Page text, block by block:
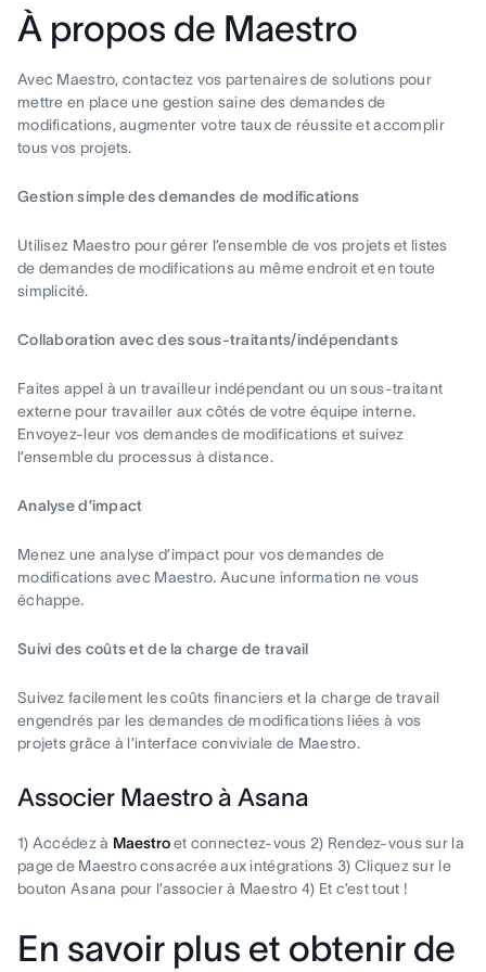
À propos de Maestro
Avec Maestro, contactez vos partenaires de solutions pour
mettre en place une gestion saine des demandes de
modifications, augmenter votre taux de réussite et accomplir
tous vos projets.
Gestion simple des demandes de modifications
Utilisez Maestro pour gérer l’ensemble de vos projets et listes
de demandes de modifications au même endroit et en toute
simplicité.
Collaboration avec des sous-traitants/indépendants
Faites appel à un travailleur indépendant ou un sous-traitant
externe pour travailler aux côtés de votre équipe interne.
Envoyez-leur vos demandes de modifications et suivez
l’ensemble du processus à distance.
Analyse d’impact
Menez une analyse d’impact pour vos demandes de
modifications avec Maestro. Aucune information ne vous
échappe.
Suivi des coûts et de la charge de travail
Suivez facilement les coûts financiers et la charge de travail
engendrés par les demandes de modifications liées à vos
projets grâce à l’interface conviviale de Maestro.
Associer Maestro à Asana
1) Accédez à Maestroet connectez-vous 2) Rendez-vous sur la
page de Maestro consacrée aux intégrations 3) Cliquez sur le
bouton Asana pour l’associer à Maestro 4) Et c’est tout !
En savoir plus et obtenir de